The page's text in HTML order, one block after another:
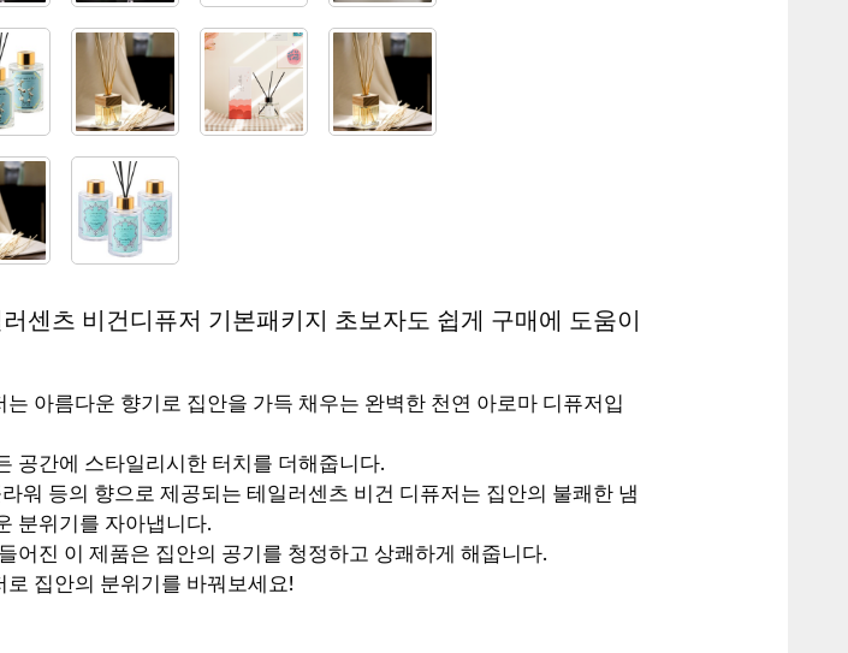
센츠 비건디퓨저 기본패키지 초보자도 쉽게 구매에 도움이
아름다운 향기로 집안을 가득 채우는 완벽한 천연 아로마 디퓨저입
공간에 스타일리시한 터치를 더해줍니다.
워 등의 향으로 제공되는 테일러센츠 비건 디퓨저는 집안의 불쾌한 냄
분위기를 자아냅니다.
어진 이 제품은 집안의 공기를 청정하고 상쾌하게 해줍니다.
집안의 분위기를 바꿔보세요!